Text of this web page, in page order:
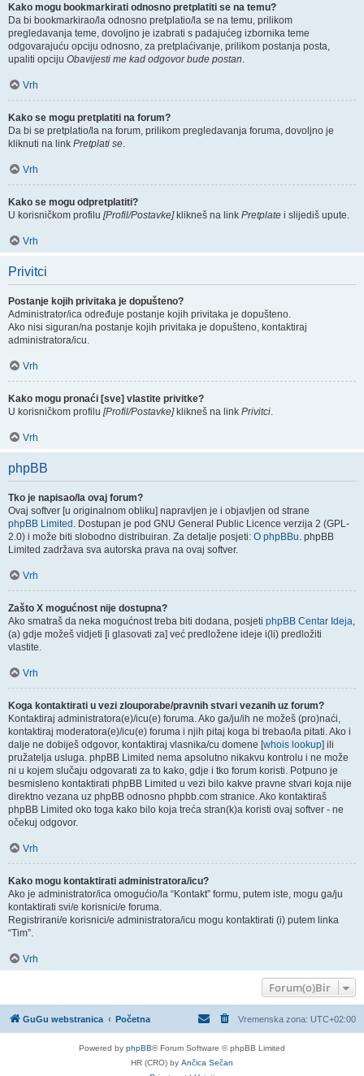
Kako mogu bookmarkirati odnosno pretplatiti se na temu?
Da bi bookmarkirao/la odnosno pretplatio/la se na temu, prilikom
pregledavanja teme, dovoljno je izabrati s padajućeg izbornika teme
odgovarajuću opciju odnosno, za pretplaćivanje, prilikom postanja posta,
upaliti opciju Obavijesti me kad odgovor bude postan.
Vrh
Kako se mogu pretplatiti na forum?
Da bi se pretplatio/la na forum, prilikom pregledavanja foruma, dovoljno je
kliknuti na link Pretplati se.
Vrh
Kako se mogu odpretplatiti?
U korisničkom profilu [Profil/Postavke]klikneš na link Pretplate i slijediš upute.
Vrh
Privitci
Postanje kojih privitaka je dopušteno?
Administrator/ica određuje postanje kojih privitaka je dopušteno.
Ako nisi siguran/na postanje kojih privitaka je dopušteno, kontaktiraj
administratora/icu.
Vrh
Kako mogu pronaći [sve] vlastite privitke?
U korisničkom profilu [Profil/Postavke]klikneš na link Privitci.
Vrh
phpBB
Tko je napisao/la ovaj forum?
Ovaj softver [u originalnom obliku] napravljen je i objavljen od strane
phpBB Limited . Dostupan je pod GNU General Public Licence verzija 2 (GPL-
2.0) i može biti slobodno distribuiran. Za detalje posjeti: O phpBBu. phpBB
Limited zadržava sva autorska prava na ovaj softver.
Vrh
Zašto X mogućnost nije dostupna?
Ako smatraš da neka mogućnost treba biti dodana, posjeti phpBB Centar Ideja,
(a) gdje možeš vidjeti [i glasovati za] već predložene ideje i(li) predložiti
vlastite.
Vrh
Koga kontaktirati u vezi zlouporabe/pravnih stvari vezanih uz forum?
Kontaktiraj administratora(e)/icu(e) foruma. Ako ga/ju/ih ne možeš (pro)naći,
kontaktiraj moderatora(e)/icu(e) foruma i njih pitaj koga bi trebao/la pitati. Ako i
dalje ne dobiješ odgovor, kontaktiraj vlasnika/cu domene [whois lookup] ili
pružatelja usluga. phpBB Limited nema apsolutno nikakvu kontrolu i ne može
ni u kojem slučaju odgovarati za to kako, gdje i tko forum koristi. Potpuno je
besmisleno kontaktirati phpBB Limited u vezi bilo kakve pravne stvari koja nije
direktno vezana uz phpBB odnosno phpbb.com stranice. Ako kontaktiraš
phpBB Limited oko toga kako bilo koja treća stran(k)a koristi ovaj softver - ne
očekuj odgovor.
Vrh
Kako mogu kontaktirati administratora/icu?
Ako je administrator/ica omogućio/la “Kontakt” formu, putem iste, mogu ga/ju
kontaktirati svi/e korisnici/e foruma.
Registrirani/e korisnici/e administratora/icu mogu kontaktirati (i) putem linka
“Tim”.
Vrh
Forum(o)Bir
GuGu webstranica Početna Vremenska zona: UTC+02:00
Powered by phpBB® Forum Software © phpBB Limited
HR (CRO) by Ančica Sečan